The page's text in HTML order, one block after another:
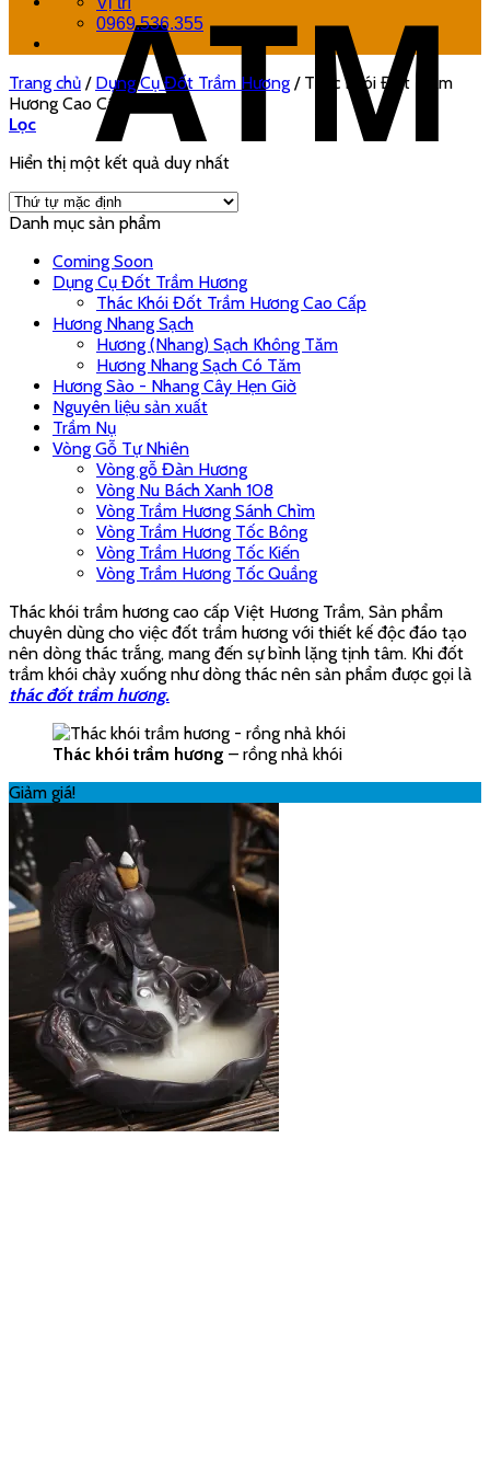
0969.536.355
Trang chủ / Dụng Cụ Đốt Trầm Hương /Thác Khói Đốt Trầm
Hương Cao Cấp
Lọc
Hiển thị một kết quả duy nhất
Danh mục sản phẩm
Coming Soon
Dụng Cụ Đốt Trầm Hương
Thác Khói Đốt Trầm Hương Cao Cấp
Hương Nhang Sạch
Hương (Nhang) Sạch Không Tăm
Hương Nhang Sạch Có Tăm
Hương Sào - Nhang Cây Hẹn Giờ
Nguyên liệu sản xuất
Trầm Nụ
Vòng Gỗ Tự Nhiên
Vòng gỗ Đàn Hương
Vòng Nu Bách Xanh 108
Vòng Trầm Hương Sánh Chìm
Vòng Trầm Hương Tốc Bông
Vòng Trầm Hương Tốc Kiến
Vòng Trầm Hương Tốc Quầng
Thác khói trầm hương cao cấp Việt Hương Trầm, Sản phẩm
chuyên dùng cho việc đốt trầm hương với thiết kế độc đáo tạo
nên dòng thác trắng, mang đến sự bình lặng tịnh tâm. Khi đốt
trầm khói chảy xuống như dòng thác nên sản phẩm được gọi là
thác đốt trầm hương.
Thác khói trầm hương – rồng nhả khói
Giảm giá!